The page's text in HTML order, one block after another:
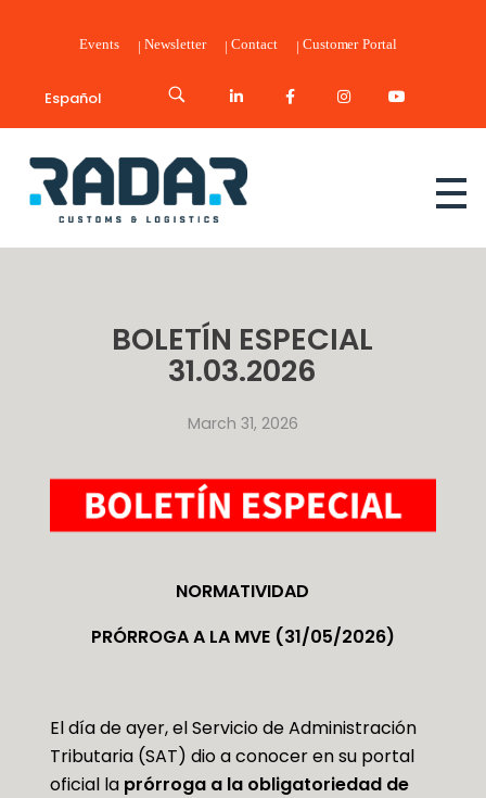
Events Newsletter Contact Customer Portal
Español
Radar Customs & Logistics
BOLETÍN ESPECIAL
31.03.2026
March 31, 2026
NORMATIVIDAD
PRÓRROGA A LA MVE (31/05/2026)
El día de ayer, el Servicio de Administración
Tributaria (SAT) dio a conocer en su portal
oficial la prórroga a la obligatoriedad de